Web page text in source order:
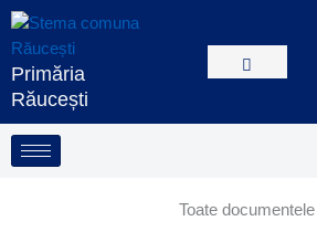
Skip
Primăria
Răucești
Toate documentele